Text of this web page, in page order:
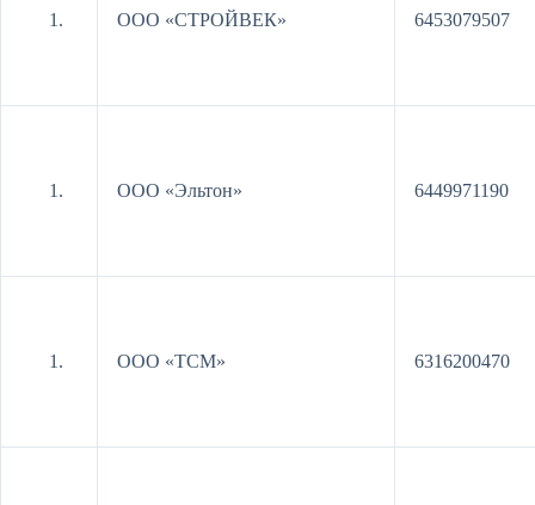
ООО «СТРОЙВЕК» 6453079507
ООО «Эльтон» 6449971190
ООО «ТСМ» 6316200470